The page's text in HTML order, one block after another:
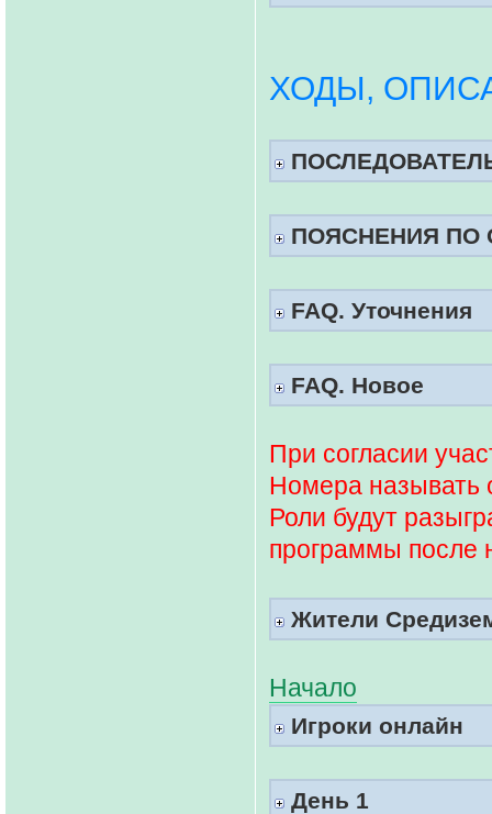
ХОДЫ,
ПОЯСНЕНИЯ
FAQ. Уточнения
FAQ. Новое
При согласии
Номера называть
Роли будут
программы после
Жители
Начало
Игроки онлайн
День 1